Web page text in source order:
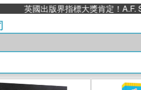
出版界指標大獎肯定！A.F.